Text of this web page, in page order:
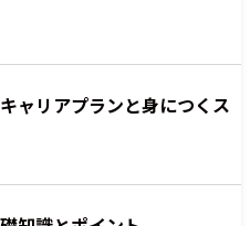
ャリアプランと身につくス